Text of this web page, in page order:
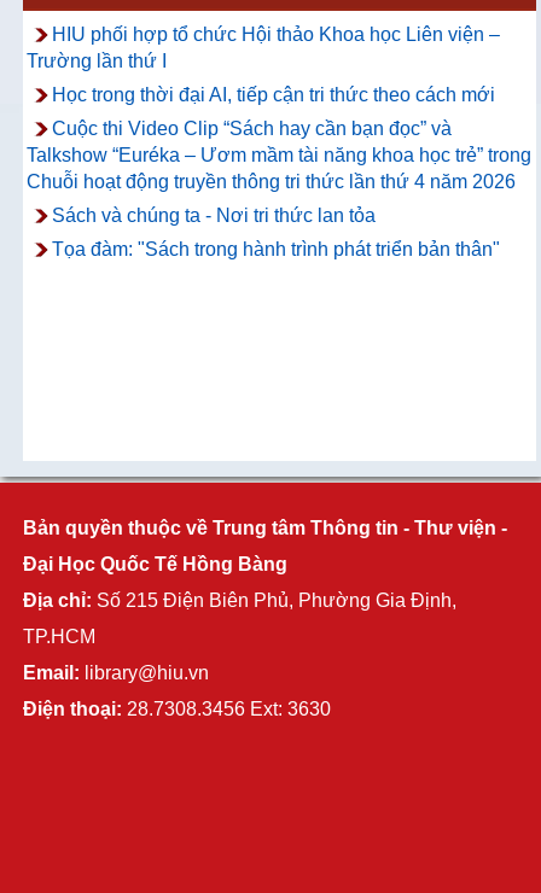
HIU phối hợp tổ chức Hội thảo Khoa học Liên viện –
Trường lần thứ I
Học trong thời đại AI, tiếp cận tri thức theo cách mới
Cuộc thi Video Clip “Sách hay cần bạn đọc” và
Talkshow “Euréka – Ươm mầm tài năng khoa học trẻ” trong
Chuỗi hoạt động truyền thông tri thức lần thứ 4 năm 2026
Sách và chúng ta - Nơi tri thức lan tỏa
Tọa đàm: "Sách trong hành trình phát triển bản thân"
Bản quyền thuộc về Trung tâm Thông tin - Thư viện -
Đại Học Quốc Tế Hồng Bàng
Địa chỉ: Số 215 Điện Biên Phủ, Phường Gia Định,
TP.HCM
Email: library@hiu.vn
Điện thoại: 28.7308.3456 Ext: 3630